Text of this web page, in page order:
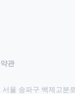
관
울 송파구 백제고분